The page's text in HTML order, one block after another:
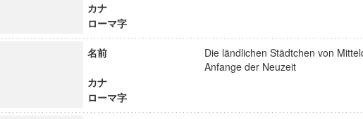
カナ
ローマ字
名前
Die ländlichen Städtchen von
Anfange der Neuzeit
カナ
ローマ字